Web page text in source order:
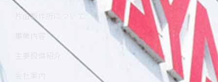
片山製作所について
事業内容
主要設備紹介
会社案内